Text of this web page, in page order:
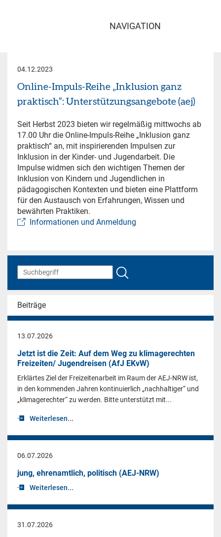
NAVIGATION
04.12.2023
Online-Impuls-Reihe „Inklusion ganz
praktisch“: Unterstützungsangebote (aej)
Seit Herbst 2023 bieten wir regelmäßig mittwochs ab
17.00 Uhr die Online-Impuls-Reihe „Inklusion ganz
praktisch“ an, mit inspirierenden Impulsen zur
Inklusion in der Kinder- und Jugendarbeit. Die
Impulse widmen sich den wichtigen Themen der
Inklusion von Kindern und Jugendlichen in
pädagogischen Kontexten und bieten eine Plattform
für den Austausch von Erfahrungen, Wissen und
bewährten Praktiken.
Informationen und Anmeldung
Beiträge
13.07.2026
Jetzt ist die Zeit: Auf dem Weg zu klimagerechten
Freizeiten/ Jugendreisen (AfJ EKvW)
Erklärtes Ziel der Freizeitenarbeit im Raum der AEJ-NRW ist,
in den kommenden Jahren kontinuierlich „nachhaltiger“ und
„klimagerechter“ zu werden. Bitte unterstützt mit...
Weiterlesen...
06.07.2026
jung, ehrenamtlich, politisch (AEJ-NRW)
Weiterlesen...
31.07.2026